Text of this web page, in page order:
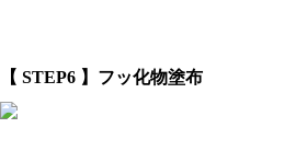
【 STEP6 】フッ化物塗布